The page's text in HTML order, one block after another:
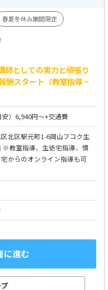
春夏冬休み期間限定
師としての実力と頑張り
酬スタート（教室指導・
）6,940円～+交通費
北区駅元町1-6岡山フコク生
※教室指導、生徒宅指導、慣
からのオンライン指導も可
に進む